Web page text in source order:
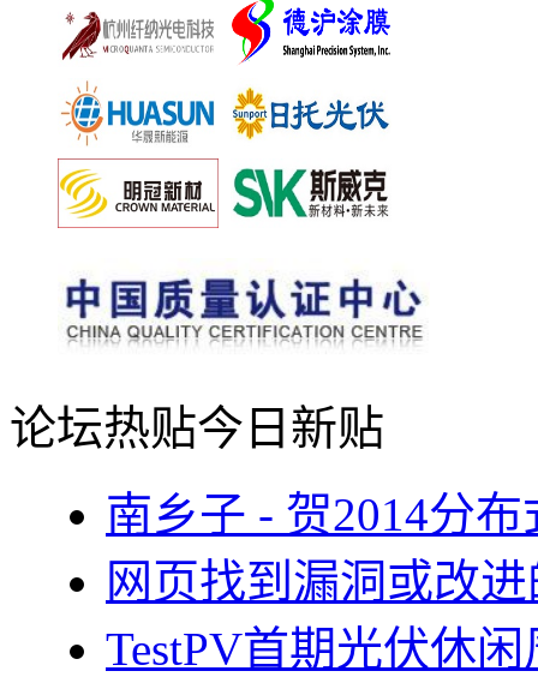
论坛热贴今日新贴
南乡子 - 贺2014分
网页找到漏洞或改
TestPV首期光伏休